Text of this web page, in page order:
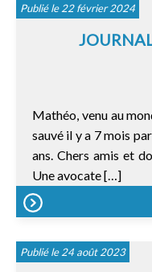
Publié le 22 février 2024
Sapeurs-
Mathéo, venu au
sauvé il y a 7 mois
ans. Chers amis et
Une avocate […]
Publié le 24 août 2023